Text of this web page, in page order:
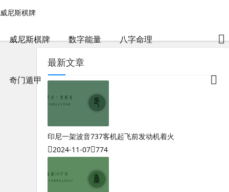
威尼斯棋牌
威尼斯棋牌 数字能量 八字命理
奇门遁甲
威尼斯棋牌
最新文章
印尼一架波音737客机起飞前发动机着火
2024-11-07 774